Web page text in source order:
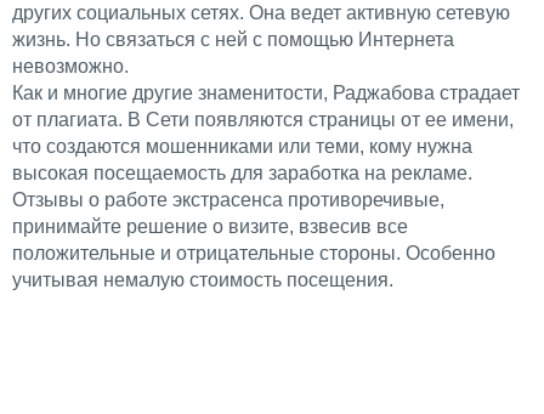
других социальных сетях. Она ведет активную сетевую
жизнь. Но связаться с ней с помощью Интернета
невозможно.
Как и многие другие знаменитости, Раджабова страдает
от плагиата. В Сети появляются страницы от ее имени,
что создаются мошенниками или теми, кому нужна
высокая посещаемость для заработка на рекламе.
Отзывы о работе экстрасенса противоречивые,
принимайте решение о визите, взвесив все
положительные и отрицательные стороны. Особенно
учитывая немалую стоимость посещения.